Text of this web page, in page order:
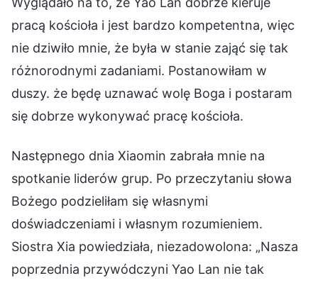
pracą kościoła i jest bardzo kompetentna, więc
nie dziwiło mnie, że była w stanie zająć się tak
różnorodnymi zadaniami. Postanowiłam w
duszy. że będę uznawać wolę Boga i postaram
się dobrze wykonywać pracę kościoła.
Następnego dnia Xiaomin zabrała mnie na
spotkanie liderów grup. Po przeczytaniu słowa
Bożego podzieliłam się własnymi
doświadczeniami i własnym rozumieniem.
Siostra Xia powiedziała, niezadowolona: „Nasza
poprzednia przywódczyni Yao Lan nie tak